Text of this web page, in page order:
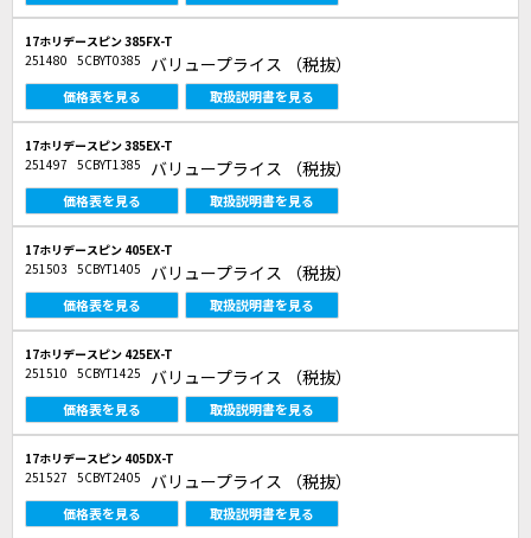
17ホリデースピン 385FX-T
251480 5CBYT0385 バリュープライス （税抜）
価格表を見る 取扱説明書を見る
17ホリデースピン 385EX-T
251497 5CBYT1385 バリュープライス （税抜）
価格表を見る 取扱説明書を見る
17ホリデースピン 405EX-T
251503 5CBYT1405 バリュープライス （税抜）
価格表を見る 取扱説明書を見る
17ホリデースピン 425EX-T
251510 5CBYT1425 バリュープライス （税抜）
価格表を見る 取扱説明書を見る
17ホリデースピン 405DX-T
251527 5CBYT2405 バリュープライス （税抜）
価格表を見る 取扱説明書を見る